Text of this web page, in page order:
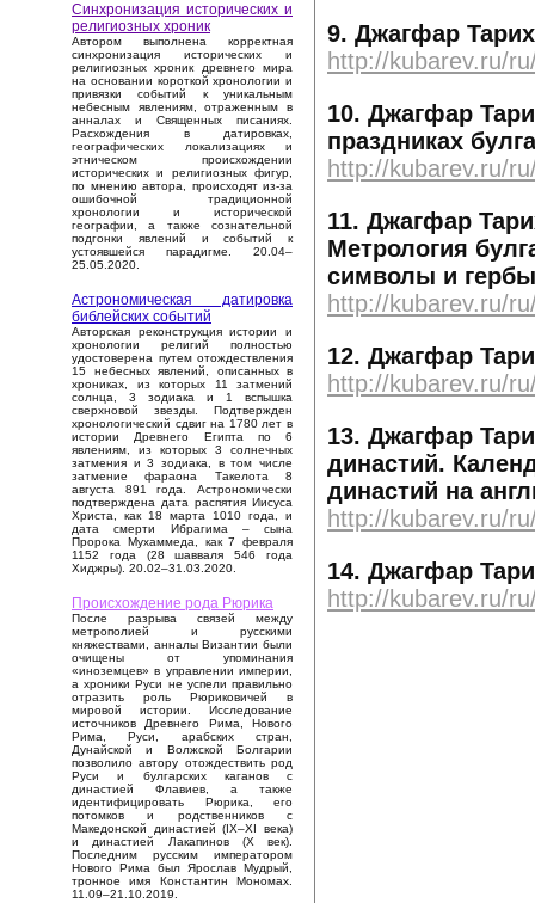
Синхронизация исторических и
религиозных хроник
Автором выполнена корректная
синхронизация исторических и
религиозных хроник древнего мира
на основании короткой хронологии и
привязки событий к уникальным
небесным явлениям, отраженным в
анналах и Священных писаниях.
Расхождения в датировках,
географических локализациях и
этническом происхождении
исторических и религиозных фигур,
по мнению автора, происходят из-за
ошибочной традиционной
хронологии и исторической
географии, а также сознательной
подгонки явлений и событий к
устоявшейся парадигме. 20.04–
25.05.2020.
Астрономическая датировка
библейских событий
Авторская реконструкция истории и
хронологии религий полностью
удостоверена путем отождествления
15 небесных явлений, описанных в
хрониках, из которых 11 затмений
солнца, 3 зодиака и 1 вспышка
сверхновой звезды. Подтвержден
хронологический сдвиг на 1780 лет в
истории Древнего Египта по 6
явлениям, из которых 3 солнечных
затмения и 3 зодиака, в том числе
затмение фараона Такелота 8
августа 891 года. Астрономически
подтверждена дата распятия Иисуса
Христа, как 18 марта 1010 года, и
дата смерти Ибрагима – сына
Пророка Мухаммеда, как 7 февраля
1152 года (28 шавваля 546 года
Хиджры). 20.02–31.03.2020.
Происхождение рода Рюрика
После разрыва связей между
метрополией и русскими
княжествами, анналы Византии были
очищены от упоминания
«иноземцев» в управлении империи,
а хроники Руси не успели правильно
отразить роль Рюриковичей в
мировой истории. Исследование
источников Древнего Рима, Нового
Рима, Руси, арабских стран,
Дунайской и Волжской Болгарии
позволило автору отождествить род
Руси и булгарских каганов с
династией Флавиев, а также
идентифицировать Рюрика, его
потомков и родственников с
Македонской династией (IX–XI века)
и династией Лакапинов (X век).
Последним русским императором
Нового Рима был Ярослав Мудрый,
тронное имя Константин Мономах.
11.09–21.10.2019.
9. Джагфар
http://kubarev.ru/
10. Джагфар
праздниках
http://kubarev.ru/
11. Джагфар
Метрология
символы и гербы
http://kubarev.ru/
12. Джагфар
http://kubarev.ru/
13. Джагфар
династий.
династий на
http://kubarev.ru/
14. Джагфар
http://kubarev.ru/